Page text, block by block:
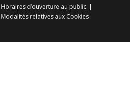
Horaires d’ouverture au public
Modalités relatives aux Cookies